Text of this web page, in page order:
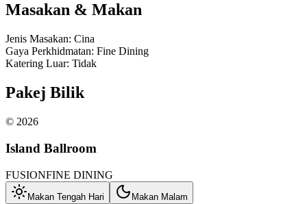
Masakan & Makan
Jenis Masakan: Cina
Gaya Perkhidmatan: Fine Dining
Katering Luar: Tidak
Pakej Bilik
© 2026
Island Ballroom
FUSIONFINE DINING
Makan Tengah Hari Makan Malam